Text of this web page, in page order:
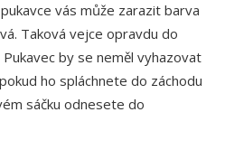
vás může zarazit barva
Taková vejce opravdu do
Pukavec by se neměl vyhazovat
ho spláchnete do záchodu
sáčku odnesete do